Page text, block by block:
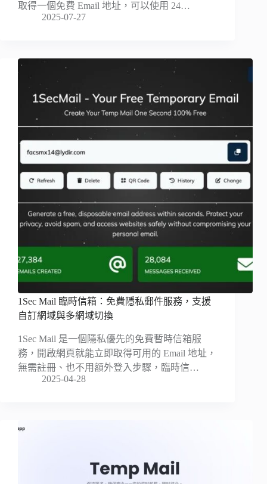
取得一個免費 Email 地址，可以使用 24…
2025-07-27
1Sec Mail 臨時信箱：免費隱私郵件服務，支援
自訂網域與多網域切換
1Sec Mail 是一個隱私優先的免費暫時信箱服
務，開啟網頁就能立即取得可用的 Email 地址，
無需註冊、也不用額外登入步驟，臨時信…
2025-04-28